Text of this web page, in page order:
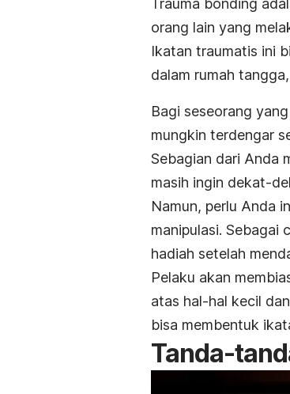
Trauma bonding
orang lain yang
Ikatan traumatis ini
dalam rumah
Bagi seseorang
mungkin terdengar
Sebagian dari Anda
masih ingin dekat-
Namun, perlu Anda
manipulasi. Sebagai
hadiah setelah
Pelaku akan
atas hal-hal kecil
bisa membentuk
Tanda-